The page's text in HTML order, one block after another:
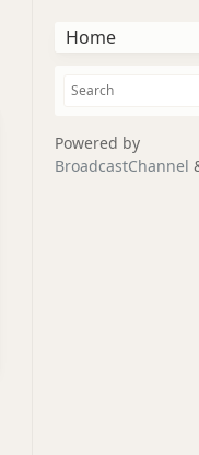
Home
Powered by
BroadcastChannel